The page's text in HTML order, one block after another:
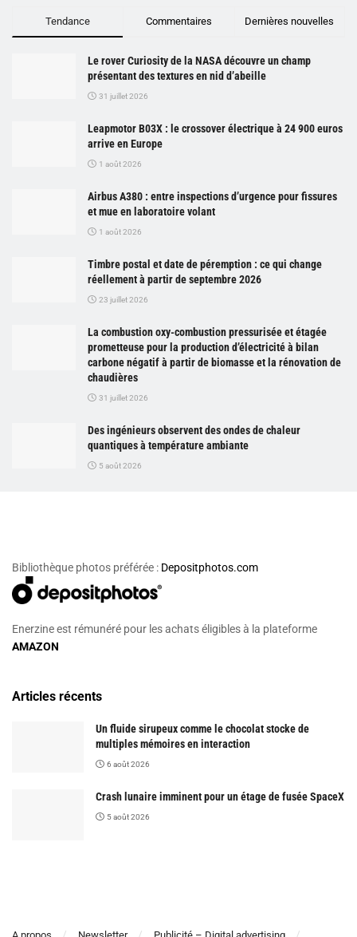
Tendance Commentaires Dernières nouvelles
Le rover Curiosity de la NASA découvre un champ
présentant des textures en nid d’abeille
31 juillet 2026
Leapmotor B03X : le crossover électrique à 24 900 euros
arrive en Europe
1 août 2026
Airbus A380 : entre inspections d’urgence pour fissures
et mue en laboratoire volant
1 août 2026
Timbre postal et date de péremption : ce qui change
réellement à partir de septembre 2026
23 juillet 2026
La combustion oxy-combustion pressurisée et étagée
prometteuse pour la production d’électricité à bilan
carbone négatif à partir de biomasse et la rénovation de
chaudières
31 juillet 2026
Des ingénieurs observent des ondes de chaleur
quantiques à température ambiante
5 août 2026
Bibliothèque photos préférée : Depositphotos.com
Enerzine est rémunéré pour les achats éligibles à la plateforme
AMAZON
Articles récents
Un fluide sirupeux comme le chocolat stocke de
multiples mémoires en interaction
6 août 2026
Crash lunaire imminent pour un étage de fusée SpaceX
5 août 2026